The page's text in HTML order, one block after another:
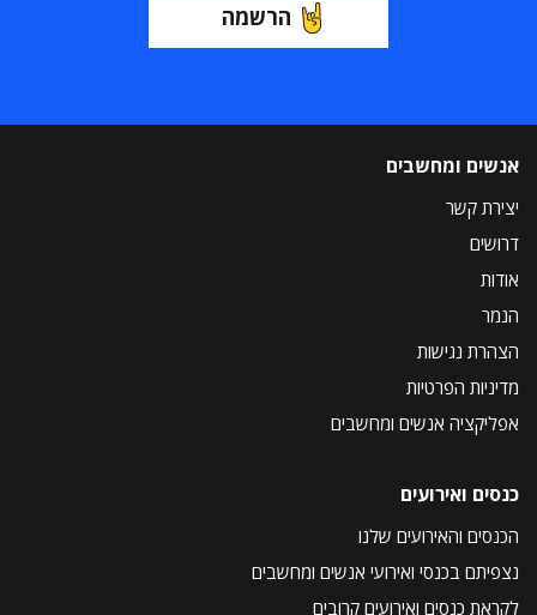
הרשמה
אנשים ומחשבים
יצירת קשר
דרושים
אודות
הנמר
הצהרת נגישות
מדיניות הפרטיות
אפליקציה אנשים ומחשבים
כנסים ואירועים
הכנסים והאירועים שלנו
נצפיתם בכנסי ואירועי אנשים ומחשבים
לקראת כנסים ואירועים קרובים